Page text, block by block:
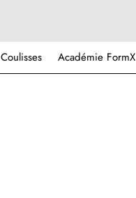
Coulisses Académie FormX